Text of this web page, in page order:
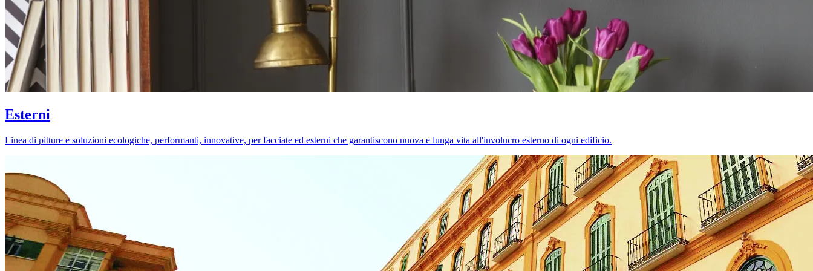
Esterni
Linea di pitture e soluzioni ecologiche, performanti, innovative, per facciate ed esterni che garantiscono nuova e lunga vita all'involucro esterno di ogni edificio.